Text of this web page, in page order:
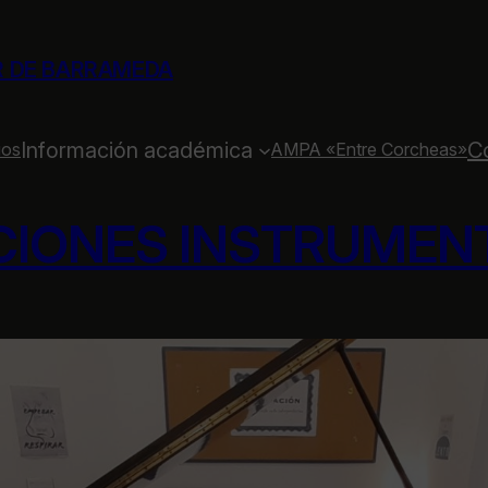
DE BARRAMEDA
Información académica AMPA «Entre Corcheas»